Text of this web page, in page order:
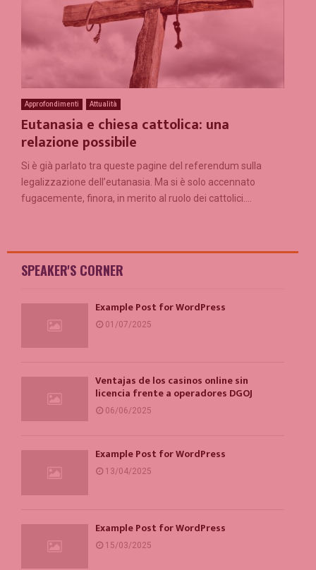
Approfondimenti Attualità
Eutanasia e chiesa cattolica: una
relazione possibile
Si è già parlato tra queste pagine del referendum sulla
legalizzazione dell’eutanasia. Ma si è solo accennato
fugacemente, finora, in merito al ruolo dei cattolici....
SPEAKER'S CORNER
Example Post for WordPress
01/07/2025
Ventajas de los casinos online sin
licencia frente a operadores DGOJ
06/06/2025
Example Post for WordPress
13/04/2025
Example Post for WordPress
15/03/2025